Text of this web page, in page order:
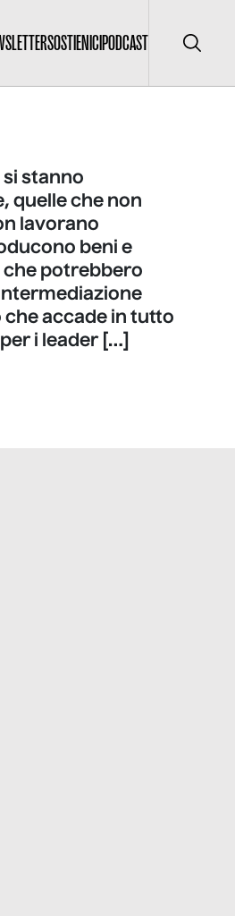
SOSTIENICIPODCAST Cerca
si stanno
quelle che non
lavorano
beni e
che potrebbero
che accade in tutto
i leader […]